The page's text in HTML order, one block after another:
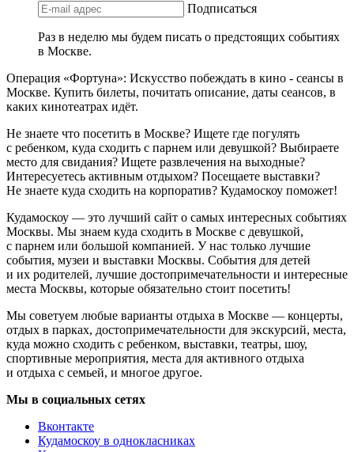
Подписаться
Раз в неделю мы будем писать о предстоящих событиях
в Москве.
Операция «Фортуна»: Искусство побеждать в кино - сеансы в
Москве. Купить билеты, почитать описание, даты сеансов, в
каких кинотеатрах идёт.
Не знаете что посетить в Москве? Ищете где погулять
с ребенком, куда сходить с парнем или девушкой? Выбираете
место для свидания? Ищете развлечения на выходные?
Интересуетесь активным отдыхом? Посещаете выставки?
Не знаете куда сходить на корпоратив? Кудамоскоу поможет!
Кудамоскоу — это лучший сайт о самых интересных событиях
Москвы. Мы знаем куда сходить в Москве с девушкой,
с парнем или большой компанией. У нас только лучшие
события, музеи и выставки Москвы. События для детей
и их родителей, лучшие достопримечательности и интересные
места Москвы, которые обязательно стоит посетить!
Мы советуем любые варианты отдыха в Москве — концерты,
отдых в парках, достопримечательности для экскурсий, места,
куда можно сходить с ребенком, выставки, театры, шоу,
спортивные мероприятия, места для активного отдыха
и отдыха с семьей, и многое другое.
Мы в социальных сетях
Вконтакте
Кудамоскоу в однокласниках